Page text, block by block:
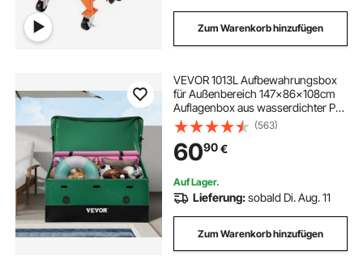
Zum Warenkorb hinzufügen
VEVOR 1013L Aufbewahrungsbox
für Außenbereich 147x86x108cm
Auflagenbox aus wasserdichter PE-
Plane Gartentruhe Kissenbox
Aufbewahrungsbehälter Gartenbox
Ideal für Pools Höfe Gärten und
Garagen
(563)
6090€
Auf Lager.
Lieferung:sobald Di. Aug. 11
Zum Warenkorb hinzufügen